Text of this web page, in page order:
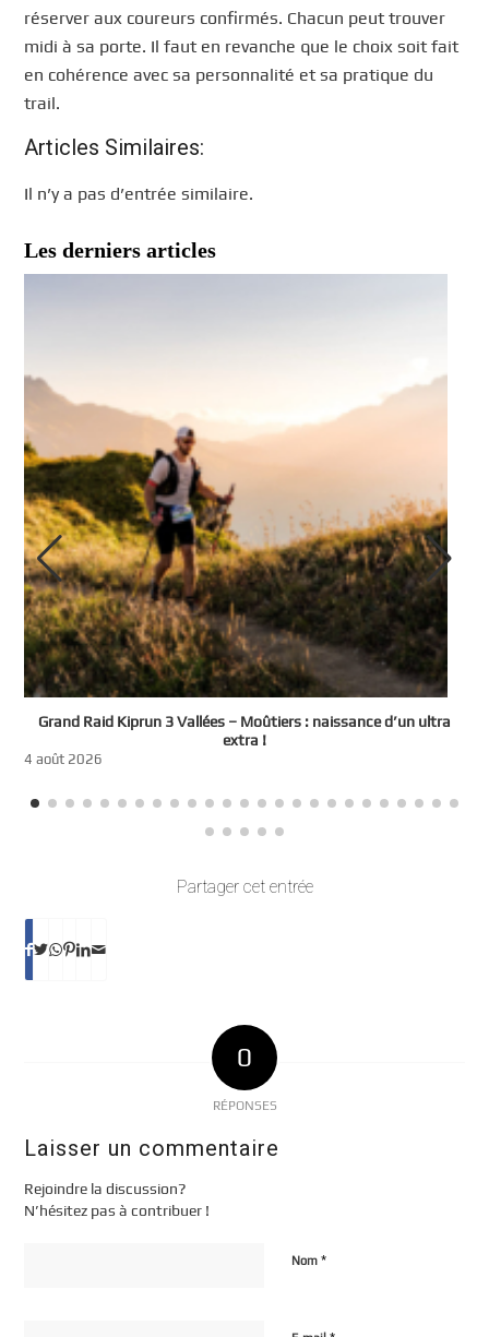
réserver aux coureurs confirmés. Chacun peut trouver
midi à sa porte. Il faut en revanche que le choix soit fait
en cohérence avec sa personnalité et sa pratique du
trail.
Articles Similaires:
Il n’y a pas d’entrée similaire.
Les derniers articles
Grand Raid Kiprun 3 Vallées – Moûtiers : naissance d’un ultra
extra !
4 août 2026
Partager cet entrée
0
RÉPONSES
Laisser un commentaire
Rejoindre la discussion?
N’hésitez pas à contribuer !
Nom*